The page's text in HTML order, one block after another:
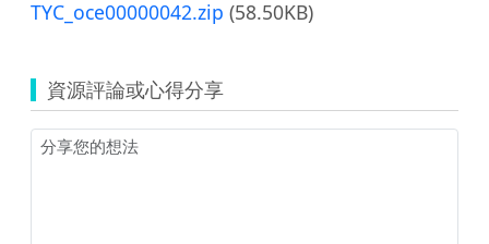
TYC_oce00000042.zip (58.50KB)
資源評論或心得分享